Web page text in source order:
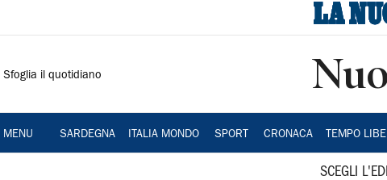
Sfoglia il quotidiano
MENU SARDEGNA ITALIA MONDO SPORT CRONACA TEMPO
SCEGLI